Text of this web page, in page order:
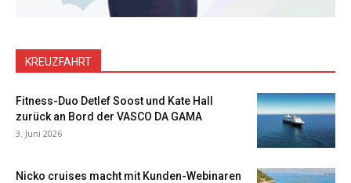
KREUZFAHRT
Fitness-Duo Detlef Soost und Kate Hall
zurück an Bord der VASCO DA GAMA
3. Juni 2026
Nicko cruises macht mit Kunden-Webinaren